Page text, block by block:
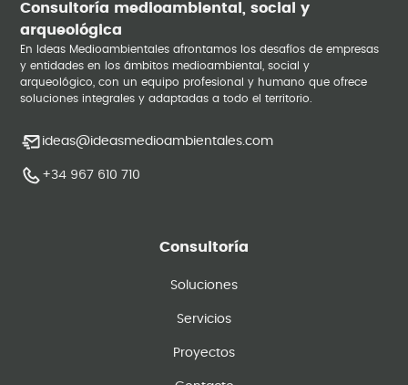
Consultoría medioambiental, social y
arqueológica
En Ideas Medioambientales afrontamos los desafíos de empresas
y entidades en los ámbitos medioambiental, social y
arqueológico, con un equipo profesional y humano que ofrece
soluciones integrales y adaptadas a todo el territorio.
ideas@ideasmedioambientales.com
+34 967 610 710
Consultoría
Soluciones
Servicios
Proyectos